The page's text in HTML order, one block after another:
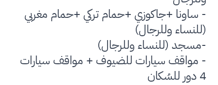
- ساونا +جاكوزي +حمام تركي +حمام مغربي
(للنساء وللرجال)
-مسجد (للنساء وللرجال)
- مواقف سيارات للضيوف + مواقف سيارات
4 دور للسُكان